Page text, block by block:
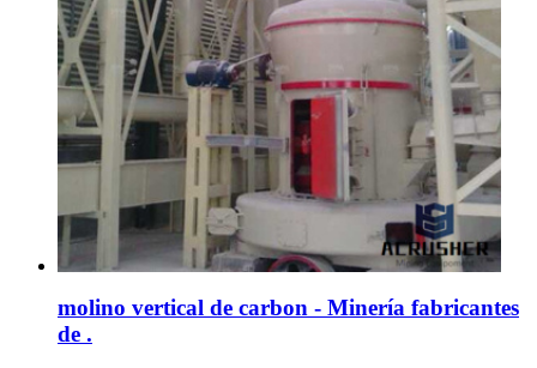
molino vertical de carbon - Minería fabricantes
de .